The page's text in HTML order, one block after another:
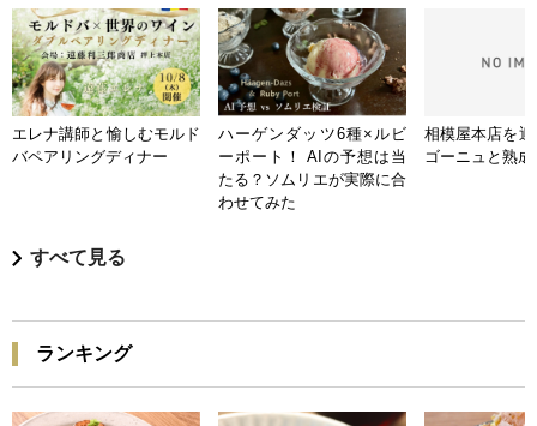
エレナ講師と愉しむモルド
バペアリングディナー
ハーゲンダッツ6種×ルビ
ーポート！ AIの予想は当
たる？ソムリエが実際に合
わせてみた
相模屋本店を
ゴーニュと熟
すべて見る
ランキング